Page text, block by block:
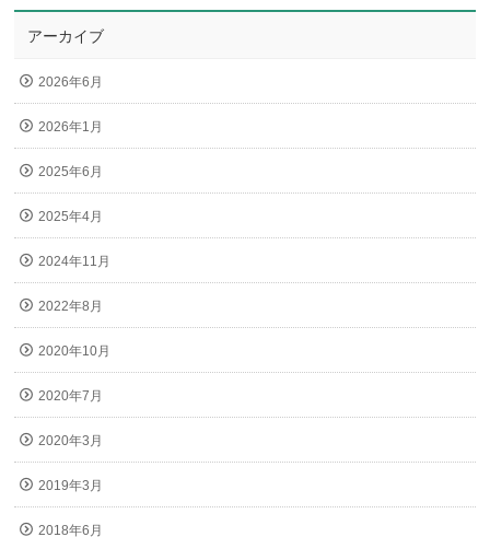
アーカイブ
2026年6月
2026年1月
2025年6月
2025年4月
2024年11月
2022年8月
2020年10月
2020年7月
2020年3月
2019年3月
2018年6月